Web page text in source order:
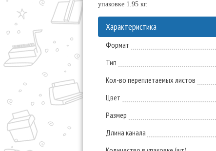
упаковке 1.95 кг.
Характеристика
Формат
Тип
Кол-во переплетаемых листов
Цвет
Размер
Длина канала